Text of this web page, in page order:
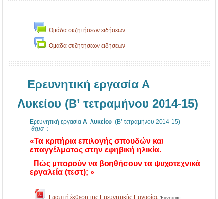
3
-
Ομάδα συζητήσεων ειδήσεων
Ομάδα συζητήσεων ειδήσεων
Ερευνητική εργασία Α
Λυκείου (Β’ τετραμήνου 2014-15)
Ερευνητική εργασία Α Λυκείου (Β’ τετραμήνου 2014-15)
θέμα :
«Τα κριτήρια επιλογής σπουδών και
επαγγέλματος στην εφηβική ηλικία.
Πώς μπορούν να βοηθήσουν τα ψυχοτεχνικά
εργαλεία (τεστ); »
Γραπτή έκθεση της Ερευνητικής Εργασίας Έγγραφο